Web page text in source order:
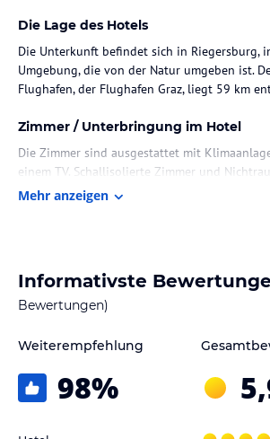
Die Lage des Hotels
Die Unterkunft befindet sich in Riegersburg,
Umgebung, die von der Natur umgeben ist.
Flughafen, der Flughafen Graz, liegt 59 km
Zimmer / Unterbringung im Hotel
Die Zimmer sind ausgestattet mit
einem TV. Schallisolierte Zimmer und
sind vorhanden, um den Gästen ein
Das Frühstück wird in Form eines Buffets
kontinentale sowie vegetarische Optionen.
für weitere Verpflegungsmöglichkeiten,
erhältlich sind.
Sport und Unterhaltung
darunter Tischtennis und Fahrradfahren.
Mehr anzeigen
Informativste
Bewertungen)
Weiterempfehlung
98%